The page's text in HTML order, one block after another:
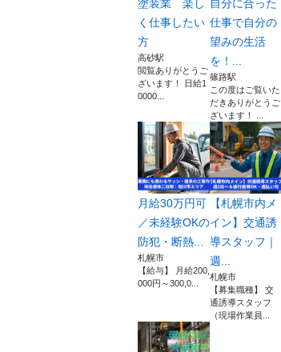
塗装業 楽し
く仕事したい
方
高砂駅
閲覧ありがとうご
ざいます！ 日給1
0000...
自分に合った
仕事で自分の
望みの生活
を！...
篠路駅
この度はご覧いた
だきありがとうご
ざいます！ ...
月給30万円可
／未経験OKの
防犯・断熱...
札幌市
【給与】 月給200,
000円～300,0...
【札幌市内メ
イン】交通誘
導スタッフ｜
週...
札幌市
【募集職種】 交
通誘導スタッフ
（現場作業員...